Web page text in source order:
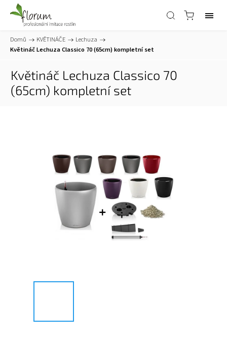
Domů / KVĚTINÁČE / Lechuza /
Květináč Lechuza Classico 70 (65cm)kompletní set
Květináč Lechuza Classico 70
(65cm) kompletní set